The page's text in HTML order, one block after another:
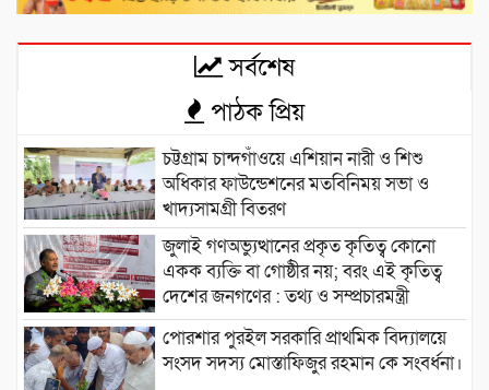
সর্বশেষ
পাঠক প্রিয়
চট্টগ্রাম চান্দগাঁওয়ে এশিয়ান নারী ও শিশু
অধিকার ফাউন্ডেশনের মতবিনিময় সভা ও
খাদ্যসামগ্রী বিতরণ
জুলাই গণঅভ্যুত্থানের প্রকৃত কৃতিত্ব কোনো
একক ব্যক্তি বা গোষ্ঠীর নয়; বরং এই কৃতিত্ব
দেশের জনগণের : তথ্য ও সম্প্রচারমন্ত্রী
পোরশার পুরইল সরকারি প্রাথমিক বিদ্যালয়ে
সংসদ সদস্য মোস্তাফিজুর রহমান কে সংবর্ধনা।